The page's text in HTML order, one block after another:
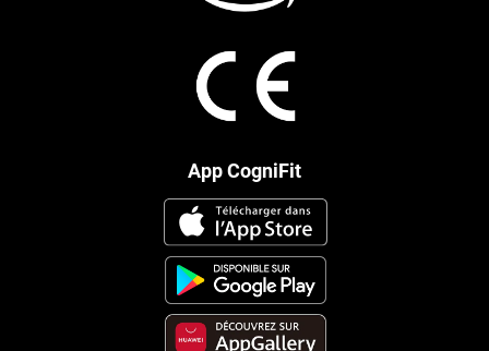
App CogniFit